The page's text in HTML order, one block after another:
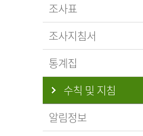
조사표
조사지침서
통계집
수칙 및 지침
알림정보